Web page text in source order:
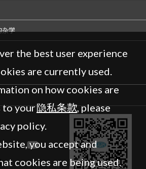
the best user experience
are currently used.
on how cookies are
to your隐私条款, please
policy.
you accept and
cookies are being used.
杂学